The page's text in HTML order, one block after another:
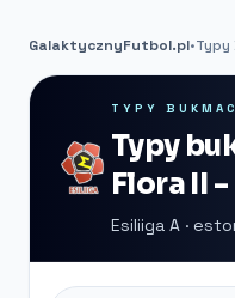
GalaktycznyFutbol.pl•Typy
TYPY
Typy
Flora II -
Esiliiga A ·